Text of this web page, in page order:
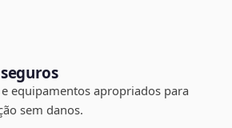
equipamentos apropriados para
sem danos.